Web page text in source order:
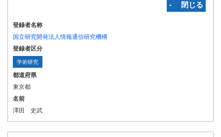
‐ 閉じる
登録者名称
国立研究開発法人情報通信研究機構
登録者区分
学術研究
都道府県
東京都
名前
澤田 史武